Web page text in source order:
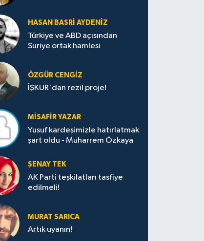
HASAN BASRI AYDENIZ
Türkiye ve ABD açısından
Suriye ortak hamlesi
ÖZGÜR CENGIZ
İŞKUR'dan rezil proje!
MISAFIR YAZAR
Yusuf kardeşimizle hatırlatmak
şart oldu - Muharrem Özkaya
ŞENAY TEK
AK Parti teşkilatları tasfiye
edilmeli!
MURAT SARICA
Artık uyanın!